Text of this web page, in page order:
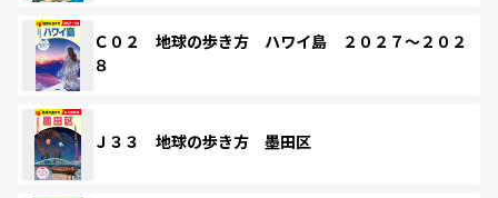
Ｃ０２ 地球の歩き方 ハワイ島 ２０２７～２０２
８
Ｊ３３ 地球の歩き方 墨田区